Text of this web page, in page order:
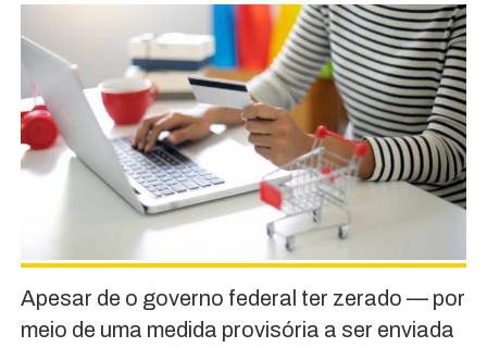
Apesar de o governo federal ter zerado — por
meio de uma medida provisória a ser enviada